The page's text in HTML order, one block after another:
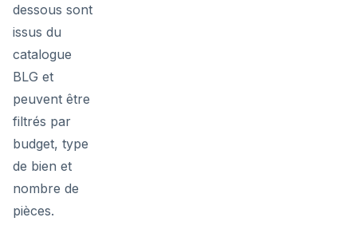
dessous sont
issus du
catalogue
BLG et
peuvent être
filtrés par
budget, type
de bien et
nombre de
pièces.